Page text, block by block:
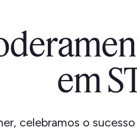
em
celebramos o